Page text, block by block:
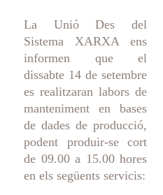
La Unió Des del
Sistema XARXA ens
informen que el
dissabte 14 de setembre
es realitzaran labors de
manteniment en bases
de dades de producció,
podent produir-se cort
de 09.00 a 15.00 hores
en els següents servicis: